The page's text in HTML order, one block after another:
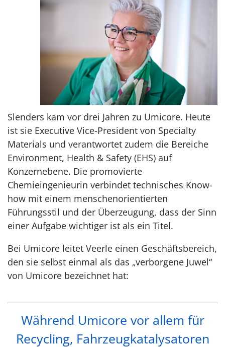
Slenders kam vor drei Jahren zu Umicore. Heute
ist sie Executive Vice-President von Specialty
Materials und verantwortet zudem die Bereiche
Environment, Health & Safety (EHS) auf
Konzernebene. Die promovierte
Chemieingenieurin verbindet technisches Know-
how mit einem menschenorientierten
Führungsstil und der Überzeugung, dass der Sinn
einer Aufgabe wichtiger ist als ein Titel.
Bei Umicore leitet Veerle einen Geschäftsbereich,
den sie selbst einmal als das „verborgene Juwel“
von Umicore bezeichnet hat:
Während Umicore vor allem für
Recycling, Fahrzeugkatalysatoren